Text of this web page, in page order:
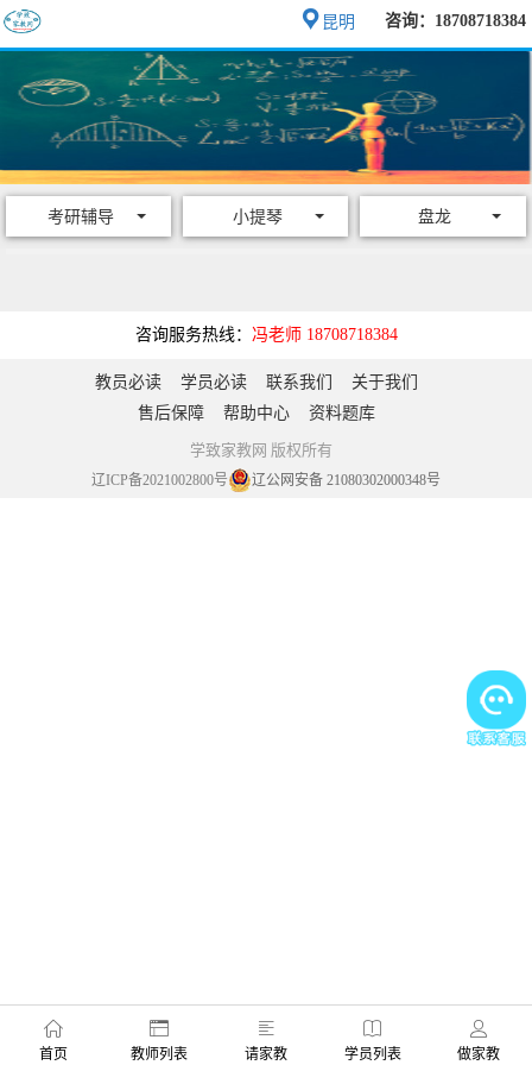
咨询：18708718384
昆明
考研辅导 小提琴 盘龙
咨询服务热线： 冯老师 18708718384
教员必读 学员必读 联系我们
关于我们
售后保障
帮助中心 资料题库
学致家教网 版权所有
辽ICP备2021002800号 辽公网安备 21080302000348号
首页 教师列表 请家教 学员列表 做家教